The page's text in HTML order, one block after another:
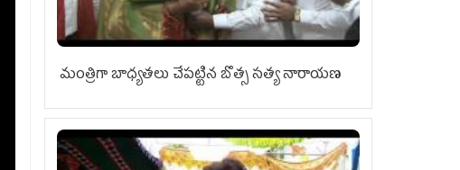
మంత్రిగా బాధ్యతలు చేపట్టిన బొత్స సత్య నారాయణ